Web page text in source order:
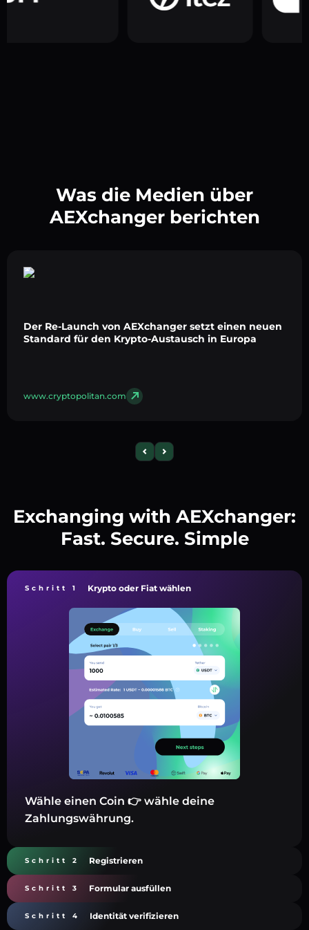
Was die Medien über
AEXchanger berichten
Der Re-Launch von AEXchanger setzt einen neuen
Standard für den Krypto-Austausch in Europa
www.cryptopolitan.com
Exchanging with AEXchanger:
Fast. Secure. Simple
Schritt 1 Krypto oder Fiat wählen
Wähle einen Coin 👉 wähle deine
Zahlungswährung.
Schritt 2 Registrieren
Schritt 3 Formular ausfüllen
Schritt 4 Identität verifizieren